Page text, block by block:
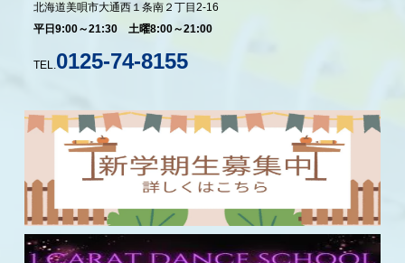
北海道美唄市大通西１条南２丁目2-16
平日9:00～21:30 土曜8:00～21:00
TEL.0125-74-8155